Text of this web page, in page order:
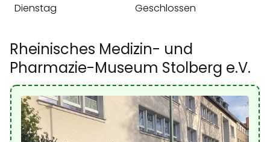
Dienstag
Geschlossen
Rheinisches Medizin- und
Pharmazie-Museum Stolberg e.V.